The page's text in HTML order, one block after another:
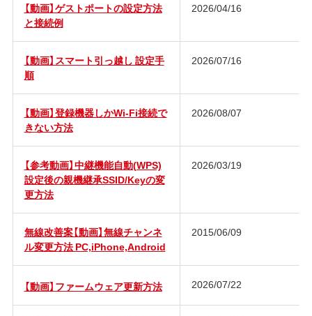
【動画】ゲストポートの設定方法
と接続例
2026/04/16
【動画】スマート引っ越し 設定手
順
2026/07/16
【動画】登録機器しかWi-Fi接続で
きない方法
2026/08/07
【参考動画】中継機能自動(WPS)
設定後の親機継承SSID/Keyの変
更方法
2026/03/19
無線改善案【動画】無線チャンネ
ル変更方法 PC,iPhone,Android
2015/06/09
【動画】ファームウェア更新方法 2026/07/22